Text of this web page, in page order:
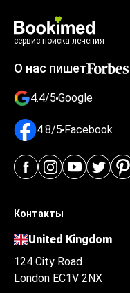
сервис поиска лечения
О нас пишет
4.4/5 Google
4.8/5 Facebook
Контакты
United Kingdom
124 City Road
London EC1V 2NX